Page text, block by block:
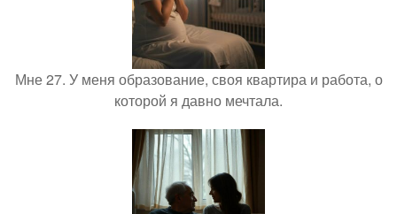
Мне 27. У меня образование, своя квартира и работа, о
которой я давно мечтала.